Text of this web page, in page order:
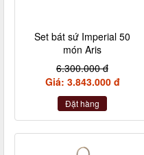
Set bát sứ Imperial 50
món Aris
6.300.000 đ
Giá: 3.843.000 đ
Đặt hàng